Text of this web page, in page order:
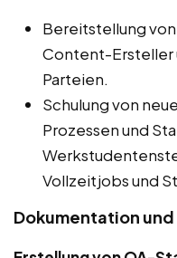
Bereitstellung
Content-Ersteller
Parteien.
Schulung von
Prozessen und
Vollzeitjobs und
Dokumentation und